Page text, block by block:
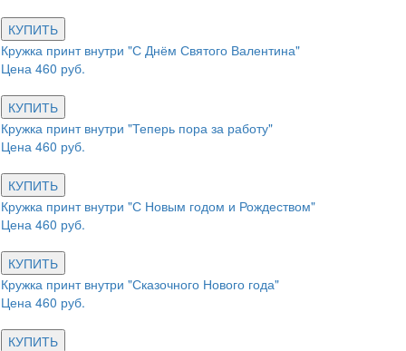
КУПИТЬ
Кружка принт внутри "С Днём Святого Валентина"
Цена 460 руб.
КУПИТЬ
Кружка принт внутри "Теперь пора за работу"
Цена 460 руб.
КУПИТЬ
Кружка принт внутри "С Новым годом и Рождеством"
Цена 460 руб.
КУПИТЬ
Кружка принт внутри "Сказочного Нового года"
Цена 460 руб.
КУПИТЬ